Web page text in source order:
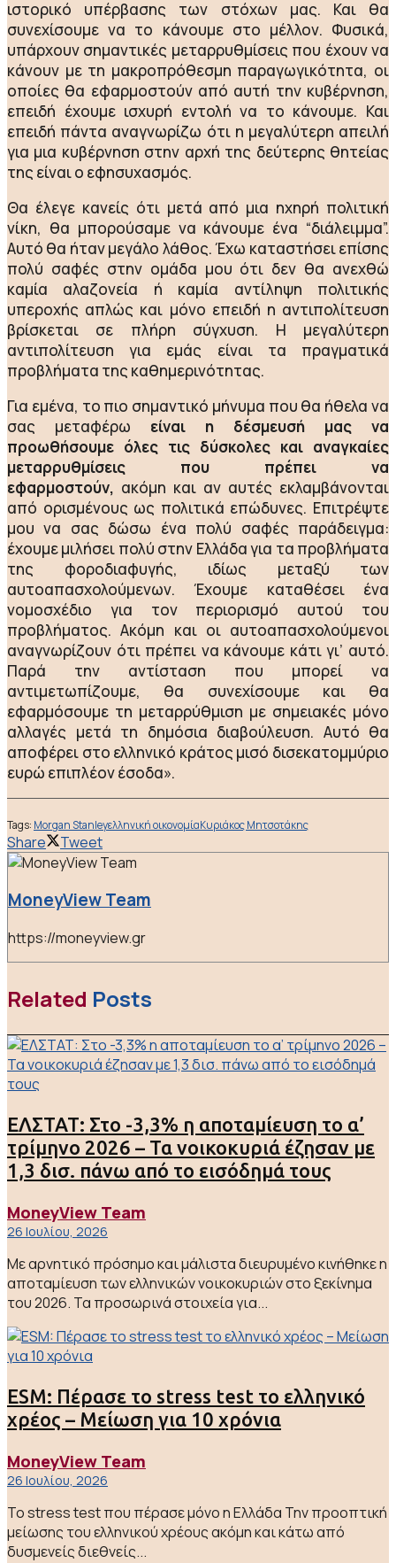
ιστορικό υπέρβασης των στόχων μας. Και θα
συνεχίσουμε να το κάνουμε στο μέλλον. Φυσικά,
υπάρχουν σημαντικές μεταρρυθμίσεις που έχουν να
κάνουν με τη μακροπρόθεσμη παραγωγικότητα, οι
οποίες θα εφαρμοστούν από αυτή την κυβέρνηση,
επειδή έχουμε ισχυρή εντολή να το κάνουμε. Και
επειδή πάντα αναγνωρίζω ότι η μεγαλύτερη απειλή
για μια κυβέρνηση στην αρχή της δεύτερης θητείας
της είναι ο εφησυχασμός.
Θα έλεγε κανείς ότι μετά από μια ηχηρή πολιτική
νίκη, θα μπορούσαμε να κάνουμε ένα “διάλειμμα”.
Αυτό θα ήταν μεγάλο λάθος. Έχω καταστήσει επίσης
πολύ σαφές στην ομάδα μου ότι δεν θα ανεχθώ
καμία αλαζονεία ή καμία αντίληψη πολιτικής
υπεροχής απλώς και μόνο επειδή η αντιπολίτευση
βρίσκεται σε πλήρη σύγχυση. Η μεγαλύτερη
αντιπολίτευση για εμάς είναι τα πραγματικά
προβλήματα της καθημερινότητας.
Για εμένα, το πιο σημαντικό μήνυμα που θα ήθελα να
σας μεταφέρω είναι η δέσμευσή μας να
προωθήσουμε όλες τις δύσκολες και αναγκαίες
μεταρρυθμίσεις που πρέπει να
εφαρμοστούν, ακόμη και αν αυτές εκλαμβάνονται
από ορισμένους ως πολιτικά επώδυνες. Επιτρέψτε
μου να σας δώσω ένα πολύ σαφές παράδειγμα:
έχουμε μιλήσει πολύ στην Ελλάδα για τα προβλήματα
της φοροδιαφυγής, ιδίως μεταξύ των
αυτοαπασχολούμενων. Έχουμε καταθέσει ένα
νομοσχέδιο για τον περιορισμό αυτού του
προβλήματος. Ακόμη και οι αυτοαπασχολούμενοι
αναγνωρίζουν ότι πρέπει να κάνουμε κάτι γι’ αυτό.
Παρά την αντίσταση που μπορεί να
αντιμετωπίζουμε, θα συνεχίσουμε και θα
εφαρμόσουμε τη μεταρρύθμιση με σημειακές μόνο
αλλαγές μετά τη δημόσια διαβούλευση. Αυτό θα
αποφέρει στο ελληνικό κράτος μισό δισεκατομμύριο
ευρώ επιπλέον έσοδα».
Tags: Morgan Stanleyελληνική οικονομίαΚυριάκος Μητσοτάκης
Share Tweet
MoneyView Team
https://moneyview.gr
Related Posts
ΕΛΣΤΑΤ: Στο -3,3% η αποταμίευση το α’
τρίμηνο 2026 – Τα νοικοκυριά έζησαν με
1,3 δισ. πάνω από το εισόδημά τους
MoneyView Team
26 Ιουλίου, 2026
Με αρνητικό πρόσημο και μάλιστα διευρυμένο κινήθηκε η
αποταμίευση των ελληνικών νοικοκυριών στο ξεκίνημα
του 2026. Τα προσωρινά στοιχεία για...
ESM: Πέρασε το stress test το ελληνικό
χρέος – Μείωση για 10 χρόνια
MoneyView Team
26 Ιουλίου, 2026
Το stress test που πέρασε μόνο η Ελλάδα Την προοπτική
μείωσης του ελληνικού χρέους ακόμη και κάτω από
δυσμενείς διεθνείς...